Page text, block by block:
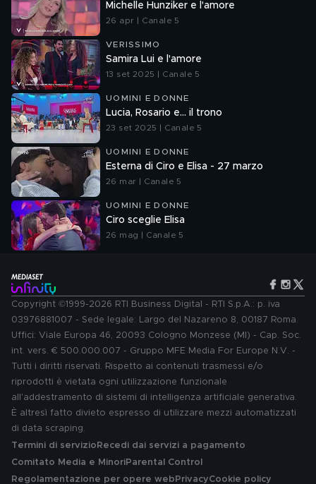
Michelle Hunziker e l'amore
26 apr | Canale 5
VERISSIMO
Samira Lui e l'amore
13 set 2025 | Canale 5
UOMINI E DONNE
Lucia, Rosario e... il trono
23 set 2025 | Canale 5
UOMINI E DONNE
Esterna di Ciro e Elisa - 27 marzo
26 mar | Canale 5
UOMINI E DONNE
Ciro sceglie Elisa
26 mag | Canale 5
Copyright ©1999-2026 RTI Business Digital - RTI S.p.A.: p. iva
03976881007 - Sede legale: Largo del Nazareno 8, 00187 Roma.
Uffici: Viale Europa 46, 20093 Cologno Monzese (MI) - Cap. Soc.
int. vers. € 500.000.007 - Gruppo MFE Media For Europe N.V. -
Tutti i diritti riservati. Rispetto ai contenuti trasmessi e/o
riprodotti è vietata ogni utilizzazione funzionale
all'addestramento di sistemi di intelligenza artificiale generativa.
È altresì fatto divieto espresso di utilizzare mezzi automatizzati
di data scraping.
Termini di servizio Recedi dai servizi a pagamento
Comitato Media e MinoriParental Control
Regolamentazione per opere web PrivacyCookie policy